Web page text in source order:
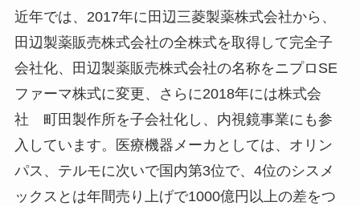
近年では、2017年に田辺三菱製薬株式会社から、
田辺製薬販売株式会社の全株式を取得して完全子
会社化、田辺製薬販売株式会社の名称をニプロSE
ファーマ株式に変更、さらに2018年には株式会
社 町田製作所を子会社化し、内視鏡事業にも参
入しています。医療機器メーカとしては、オリン
パス、テルモに次いで国内第3位で、4位のシスメ
ックスとは年間売り上げで1000億円以上の差をつ